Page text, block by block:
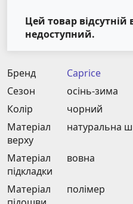
Цей товар відсутній
недоступний.
Бренд
Caprice
Сезон
осінь-зима
Колір
чорний
Матеріал
верху
натуральна
Матеріал
підкладки
вовна
Матеріал
полімер